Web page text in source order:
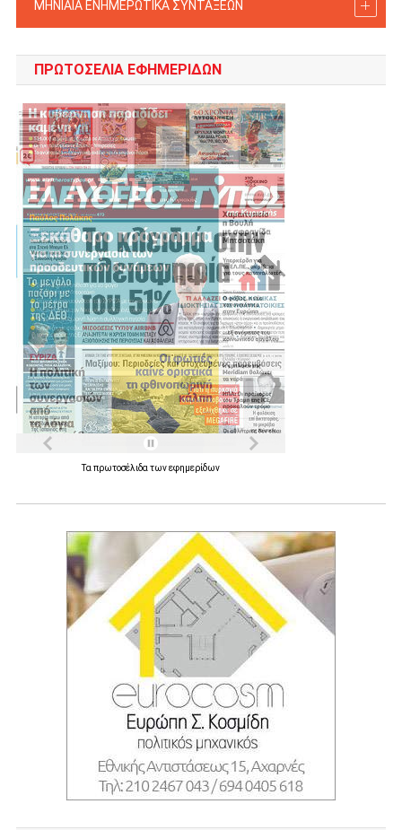
ΜΗΝΙΑΙΑ ΕΝΗΜΕΡΩΤΙΚΑ ΣΥΝΤΑΞΕΩΝ
ΠΡΩΤΟΣΈΛΙΑ ΕΦΗΜΕΡΊΔΩΝ
Τα πρωτοσέλιδα τωνεφημερίδων